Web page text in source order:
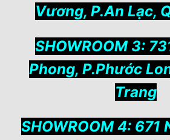
Vương, P.An Lạc,
SHOWROOM 3:
Phong, P.Phước
Trang
SHOWROOM 4: 671